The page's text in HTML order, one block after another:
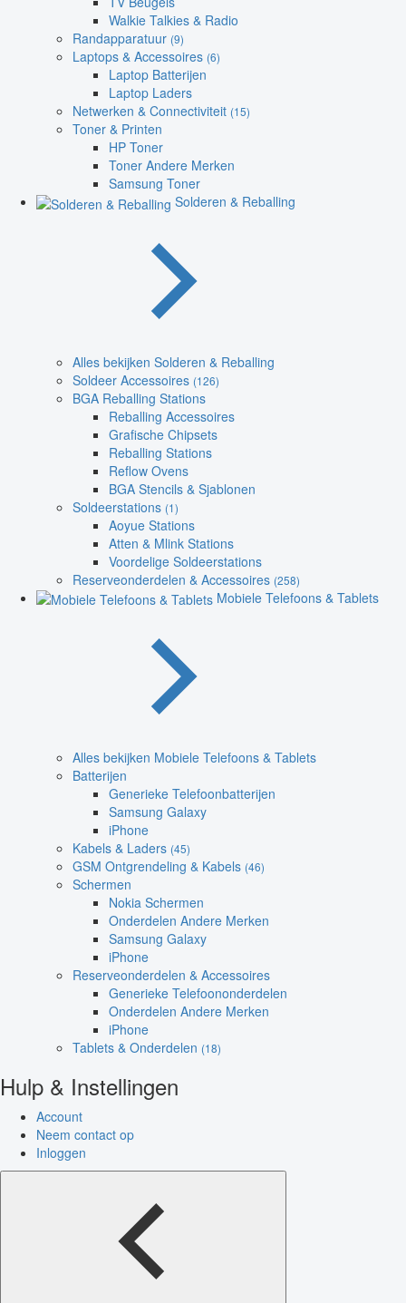
Walkie Talkies & Radio
Randapparatuur (9)
Laptops & Accessoires (6)
Laptop Batterijen
Laptop Laders
Netwerken & Connectiviteit (15)
Toner & Printen
HP Toner
Toner Andere Merken
Samsung Toner
Solderen & Reballing
Alles bekijken Solderen & Reballing
Soldeer Accessoires (126)
BGA Reballing Stations
Reballing Accessoires
Grafische Chipsets
Reballing Stations
Reflow Ovens
BGA Stencils & Sjablonen
Soldeerstations (1)
Aoyue Stations
Atten & Mlink Stations
Voordelige Soldeerstations
Reserveonderdelen & Accessoires (258)
Mobiele Telefoons & Tablets
Alles bekijken Mobiele Telefoons & Tablets
Batterijen
Generieke Telefoonbatterijen
Samsung Galaxy
iPhone
Kabels & Laders (45)
GSM Ontgrendeling & Kabels (46)
Schermen
Nokia Schermen
Onderdelen Andere Merken
Samsung Galaxy
iPhone
Reserveonderdelen & Accessoires
Generieke Telefoononderdelen
Onderdelen Andere Merken
iPhone
Tablets & Onderdelen (18)
Hulp & Instellingen
Account
Neem contact op
Inloggen